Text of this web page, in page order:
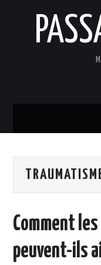
BLOG
ART ET CULTURE
Comment
peuvent-ils